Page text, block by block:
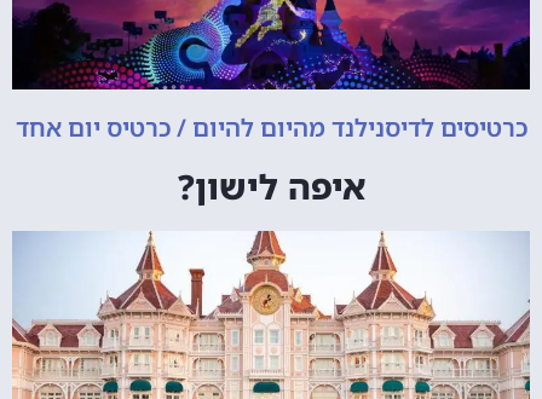
כרטיסים לדיסנילנד מהיום להיום / כרטיס יום אחד
איפה לישון?